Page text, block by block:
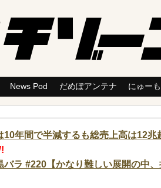
News Pod だめぽアンテナ にゅー
年間で半減するも総売上高は12兆
ラ #220【かなり難しい展開の中